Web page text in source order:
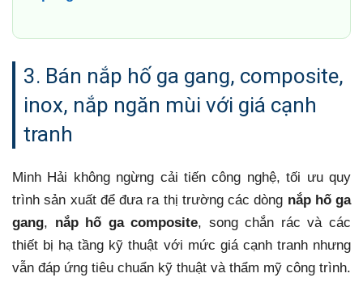
3. Bán nắp hố ga gang, composite,
inox, nắp ngăn mùi với giá cạnh
tranh
Minh Hải không ngừng cải tiến công nghệ, tối ưu quy
trình sản xuất để đưa ra thị trường các dòng nắp hố ga
gang, nắp hố ga composite, song chắn rác và các
thiết bị hạ tầng kỹ thuật với mức giá cạnh tranh nhưng
vẫn đáp ứng tiêu chuẩn kỹ thuật và thẩm mỹ công trình.